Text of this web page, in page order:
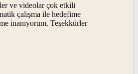
ve videolar çok etkili
çalışma ile hedefime
inanıyorum. Teşekkürler